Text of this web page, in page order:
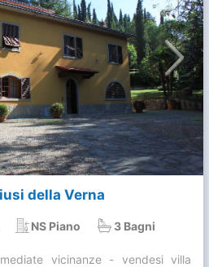
della Verna
NS Piano 3 Bagni
vicinanze - vendesi villa